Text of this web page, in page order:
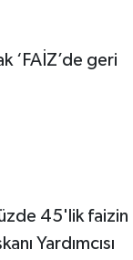
‘FAİZ’de geri
45'lik faizin
Yardımcısı